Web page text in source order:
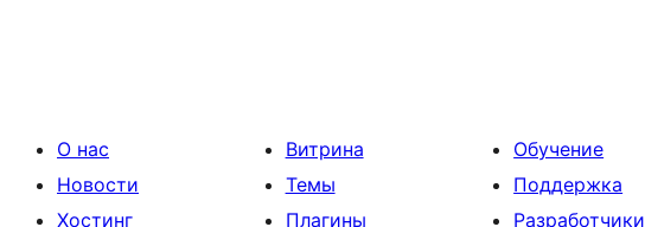
О нас
Новости
Хостинг
Витрина
Темы
Плагины
Обучение
Поддержка
Разработчики